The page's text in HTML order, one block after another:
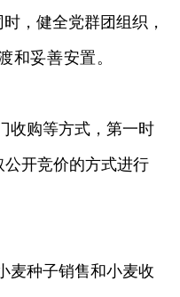
， 健全党群团组织，
和妥善安置。
收购等方式，第一时
开竞价的方式进行
麦种子销售和小麦收